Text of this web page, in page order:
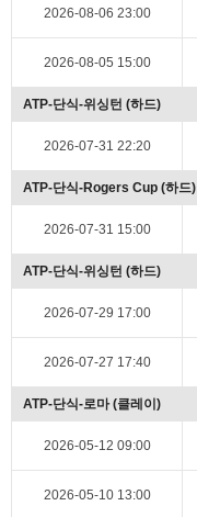
2026-08-06 23:00
2026-08-05 15:00
ATP-단식-위싱턴 (하드)
2026-07-31 22:20
ATP-단식-Rogers Cup (하드)
2026-07-31 15:00
ATP-단식-위싱턴 (하드)
2026-07-29 17:00
2026-07-27 17:40
ATP-단식-로마 (클레이)
2026-05-12 09:00
2026-05-10 13:00